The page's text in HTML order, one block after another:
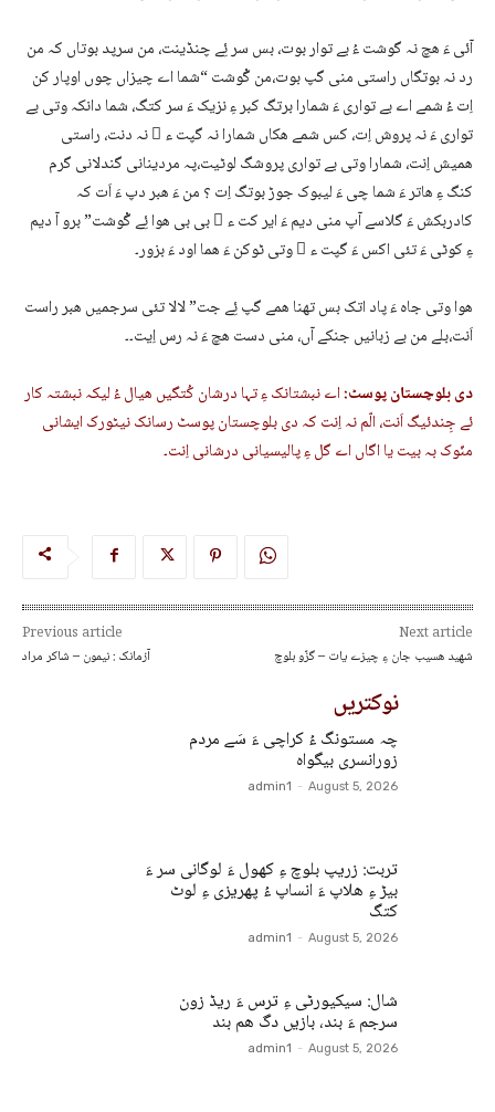
آئی ءَ ھچ نہ گوشت ءُ بے توار بوت، بس سر ئِے چنڈینت، من سرپد بوتاں کہ من
رد نہ بوتگاں راستی منی گپ بوت،من گْوشت “شما اے چیزاں چوں اوپار کن
اِت ءُ شمے اے بے تواری ءَ شمارا برتگ کبر ءِ نزیک ءَ سر کتگ، شما دانکہ وتی بے
تواری ءَ نہ پروش اِت، کس شمے ھکاں شمارا نہ گپت ء ُ نہ دنت، راستی
ھمیش اِنت، شمارا وتی بے تواری پروشگ لوٹیت،پہ مردینانی گندلانی گرم
کنگ ءِ ھاتر ءَ شما چی ءَ لیبوک جوڑ بوتگ اِت ؟ من ءَ ھبر دپ ءَ اَت کہ
کادربکش ءَ گلاسے آپ منی دیم ءَ ایر کت ء ُ بی بی ھوا ئِے گْوشت” برو آ دیم
ءِ کوٹی ءَ تئی اکس ءَ گپت ء ُ وتی ٹوکن ءَ ھما اود ءَ بزور۔
ھوا وتی جاہ ءَ پاد اتک بس تھنا ھمے گپ ئِے جت” لالا تئی سرجمیں ھبر راست
اَنت،بلے من بے زبانیں جنکے آں، منی دست ھچ ءَ نہ رس اِیت۔۔
دی بلوچستان پوسٹ:اے نبشتانک ءِ تہا درشان کُتگیں ھیال ءُ لیکہ نبشتہ کار
ئے جِندئیگ اَنت، الّم نہ اِنت کہ دی بلوچستان پوسٹ رسانک نیٹورک ایشانی
منّوک بہ بیت یا اگاں اے گل ءِ پالیسیانی درشانی اِنت۔
Previous article
آزمانک : نیمون – شاکر مراد
Next article
شھید ھسیب جان ءِ چیزے یات – گزّو بلوچ
نوکتریں
چہ مستونگ ءُ کراچی ءَ سَے مردم
زورانسری بیگواہ
admin1 - August 5, 2026
تربت: زریپ بلوچ ءِ کھول ءَ لوگانی سر ءَ
بیڑ ءِ ھلاپ ءَ انساپ ءُ پھریزی ءِ لوٹ
کتگ
admin1 - August 5, 2026
شال: سیکیورٹی ءِ ترس ءَ ریڈ زون
سرجم ءَ بند، بازیں دگ ھم بند
admin1 - August 5, 2026